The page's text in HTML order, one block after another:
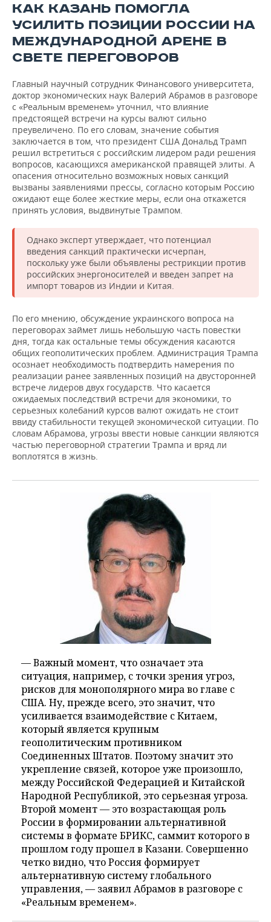
КАК КАЗАНЬ ПОМОГЛА
УСИЛИТЬ ПОЗИЦИИ РОССИИ НА
МЕЖДУНАРОДНОЙ АРЕНЕ В
СВЕТЕ ПЕРЕГОВОРОВ
Главный научный сотрудник Финансового университета,
доктор экономических наук Валерий Абрамов в разговоре
с «Реальным временем» уточнил, что влияние
предстоящей встречи на курсы валют сильно
преувеличено. По его словам, значение события
заключается в том, что президент США Дональд Трамп
решил встретиться с российским лидером ради решения
вопросов, касающихся американской правящей элиты. А
опасения относительно возможных новых санкций
вызваны заявлениями прессы, согласно которым Россию
ожидают еще более жесткие меры, если она откажется
принять условия, выдвинутые Трампом.
Однако эксперт утверждает, что потенциал
введения санкций практически исчерпан,
поскольку уже были объявлены рестрикции против
российских энергоносителей и введен запрет на
импорт товаров из Индии и Китая.
По его мнению, обсуждение украинского вопроса на
переговорах займет лишь небольшую часть повестки
дня, тогда как остальные темы обсуждения касаются
общих геополитических проблем. Администрация Трампа
осознает необходимость подтвердить намерения по
реализации ранее заявленных позиций на двусторонней
встрече лидеров двух государств. Что касается
ожидаемых последствий встречи для экономики, то
серьезных колебаний курсов валют ожидать не стоит
ввиду стабильности текущей экономической ситуации. По
словам Абрамова, угрозы ввести новые санкции являются
частью переговорной стратегии Трампа и вряд ли
воплотятся в жизнь.
— Важный момент, что означает эта
ситуация, например, с точки зрения угроз,
рисков для монополярного мира во главе с
США. Ну, прежде всего, это значит, что
усиливается взаимодействие с Китаем,
который является крупным
геополитическим противником
Соединенных Штатов. Поэтому значит это
укрепление связей, которое уже произошло,
между Российской Федерацией и Китайской
Народной Республикой, это серьезная угроза.
Второй момент — это возрастающая роль
России в формировании альтернативной
системы в формате БРИКС, саммит которого в
прошлом году прошел в Казани. Совершенно
четко видно, что Россия формирует
альтернативную систему глобального
управления, — заявил Абрамов в разговоре с
«Реальным временем».